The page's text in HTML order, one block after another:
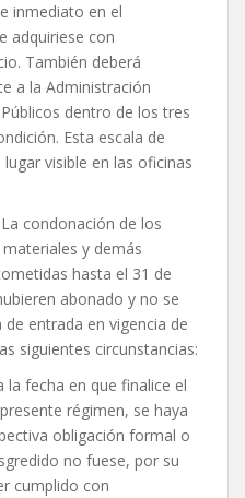
inmediato en el
adquiriese con
También deberá
a la Administración
dentro de los tres
Esta escala de
visible en las oficinas
condonación de los
y demás
hasta el 31 de
abonado y no se
entrada en vigencia de
siguientes circunstancias:
la fecha en que finalice el
régimen, se haya
obligación formal o
no fuese, por su
cumplido con